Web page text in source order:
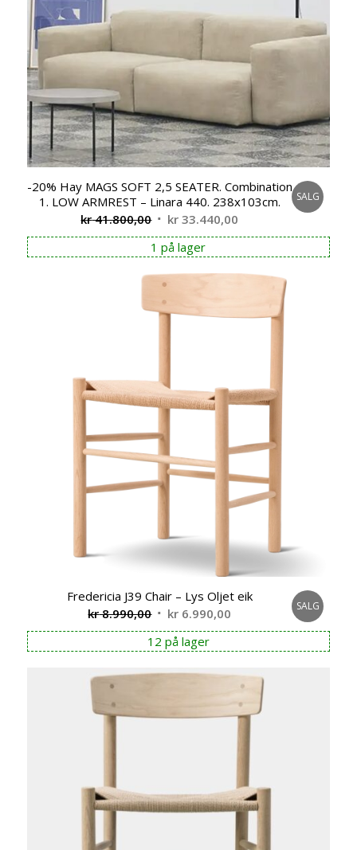
-20% Hay MAGS SOFT 2,5 SEATER. Combination
1. LOW ARMREST – Linara 440. 238x103cm.
kr41.800,00 Opprinnelig
pris
var:
kr 41.800,00.
kr 33.440,00 Nåværende
pris
er:
kr 33.440,00.
SALG
1 på lager
Fredericia J39 Chair – Lys Oljet eik
kr8.990,00 Opprinnelig
pris
var:
kr 8.990,00.
kr 6.990,00 Nåværende
pris
er:
SALG
12 på lager